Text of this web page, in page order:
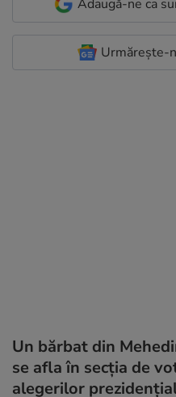
Adaugă-ne ca
Urmărește-
Un bărbat din
se afla în secția de
alegerilor